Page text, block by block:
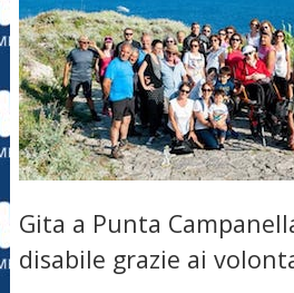
Gita a Punta
disabile grazie ai